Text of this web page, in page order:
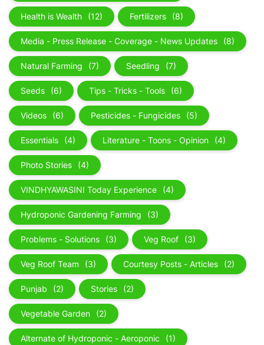
Health is Wealth (12) Fertilizers (8)
Media - Press Release - Coverage - News Updates (8)
Natural Farming (7) Seedling (7)
Seeds (6) Tips - Tricks - Tools (6)
Videos (6) Pesticides - Fungicides (5)
Essentials (4) Literature - Toons - Opinion (4)
Photo Stories (4)
VINDHYAWASINI Today Experience (4)
Hydroponic Gardening Farming (3)
Problems - Solutions (3) Veg Roof (3)
Veg Roof Team (3) Courtesy Posts - Articles (2)
Punjab (2) Stories (2)
Vegetable Garden (2)
Alternate of Hydroponic - Aeroponic (1)